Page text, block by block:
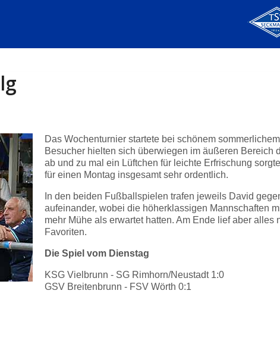
Das Wochenturnier startete bei schönem
Besucher hielten sich überwiegen im äußeren Bereich
ab und zu mal ein Lüftchen für leichte Erfrischung
für einen Montag insgesamt sehr ordentlich.
In den beiden Fußballspielen trafen jeweils David
aufeinander, wobei die höherklassigen Mannschaften
mehr Mühe als erwartet hatten. Am Ende lief aber alles
Favoriten.
Die Spiel vom Dienstag
KSG Vielbrunn - SG Rimhorn/Neustadt 1:0
GSV Breitenbrunn - FSV Wörth 0:1